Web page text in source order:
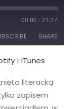
00:00 / 21:27
SHARE
| iTunes
literacką
zapisem